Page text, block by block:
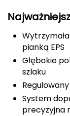
ENERO PRO
Elmer by Swany
Extremities
FASHY
pianką EPS
Głębokie
szlaku
System
precyzyjna